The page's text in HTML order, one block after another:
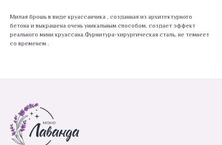
Милая брошь в виде круассанчика , созданная из архитектурного
бетона и выкрашена очень уникальным способом, создает эффект
реального мини круассана.Фурнитура-хирургическая сталь, не темнеет
со временем .